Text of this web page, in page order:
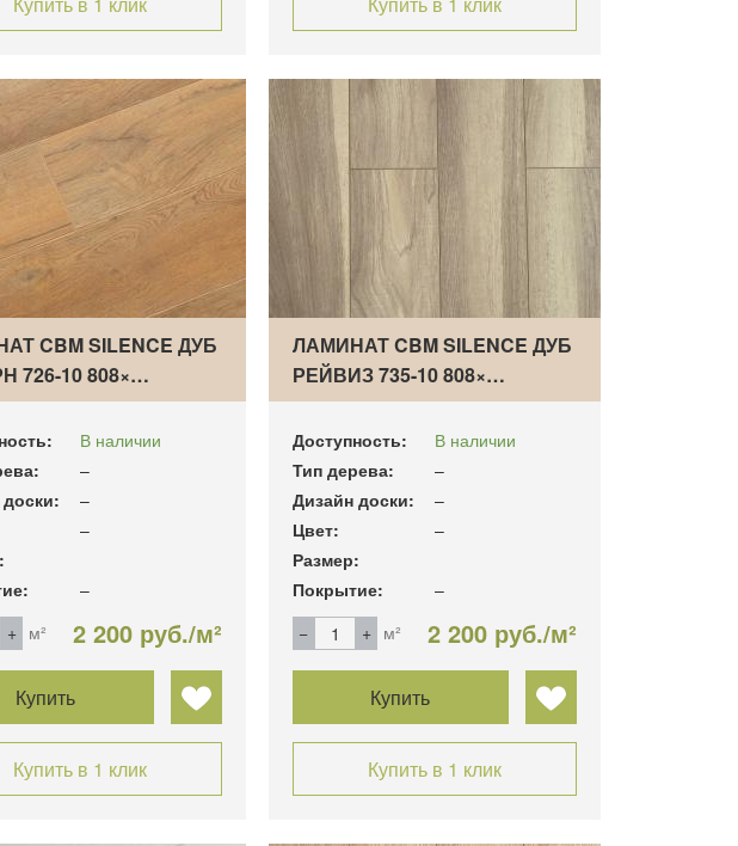
CBM SILENCE ДУБ
726-10 808×…
В наличии
–
–
–
–
м²
2 200 руб./м²
Купить
Купить в 1 клик
ЛАМИНАТ CBM SILENCE ДУБ
РЕЙВИЗ 735-10 808×…
Доступность:
В наличии
Тип дерева:
–
Дизайн доски:
–
Цвет:
–
Размер:
Покрытие:
–
м²
2 200 руб./м²
Купить
Купить в 1 клик